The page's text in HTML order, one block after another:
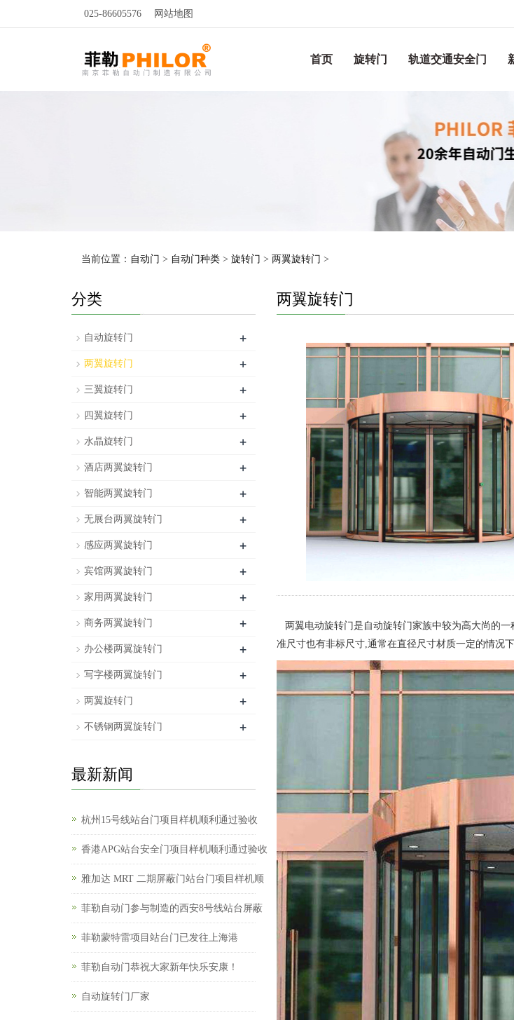
025-86605576 网站地图
首页 旋转门 轨道交通安全门
当前位置： 自动门 > 自动门种类 > 旋转门 > 两翼旋转门 >
两翼旋转门
两翼电动旋转门是自动旋转门家族中较为高大尚的
准尺寸也有非标尺寸,通常在直径尺寸材质一定的情况
分类
自动旋转门 +
两翼旋转门 +
三翼旋转门 +
四翼旋转门 +
水晶旋转门 +
酒店两翼旋转门 +
智能两翼旋转门 +
无展台两翼旋转门 +
感应两翼旋转门 +
宾馆两翼旋转门 +
家用两翼旋转门 +
商务两翼旋转门 +
办公楼两翼旋转门 +
写字楼两翼旋转门 +
两翼旋转门 +
不锈钢两翼旋转门 +
最新新闻
杭州15号线站台门项目样机顺利通过验收
香港APG站台安全门项目样机顺利通过验收
雅加达 MRT 二期屏蔽门站台门项目样机顺
菲勒自动门参与制造的西安8号线站台屏蔽
菲勒蒙特雷项目站台门已发往上海港
菲勒自动门恭祝大家新年快乐安康！
自动旋转门厂家